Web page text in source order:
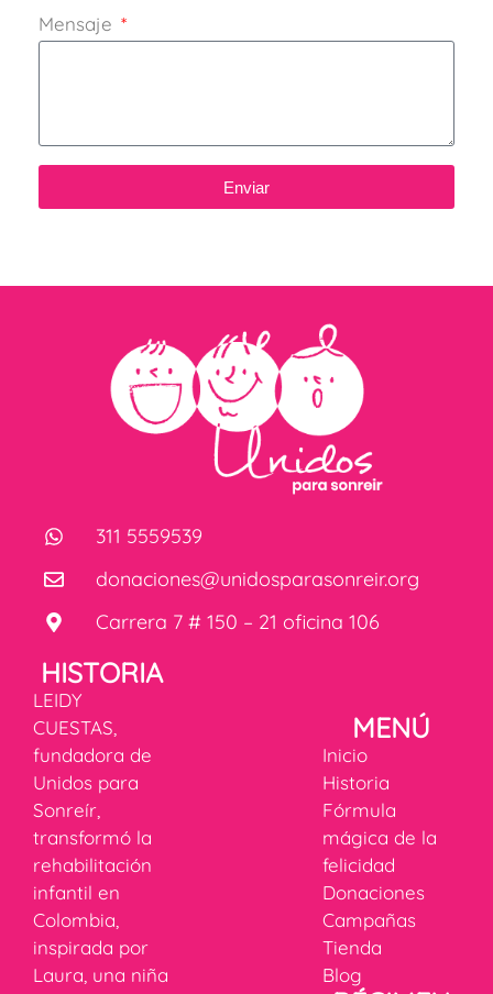
Mensaje
Enviar
311 5559539
donaciones@unidosparasonreir.org
Carrera 7 # 150 – 21 oficina 106
HISTORIA
LEIDY
CUESTAS,
fundadora de
Unidos para
Sonreír,
transformó la
rehabilitación
infantil en
Colombia,
inspirada por
Laura, una niña
MENÚ
Inicio
Historia
Fórmula
mágica de la
felicidad
Donaciones
Campañas
Tienda
Blog